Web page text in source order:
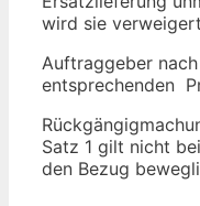
wird sie
Auftraggeber
entsprechenden
Satz 1 gilt nicht
den Bezug